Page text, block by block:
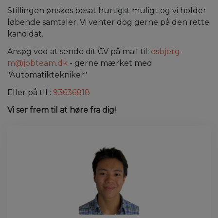
Stillingen ønskes besat hurtigst muligt og vi holder
løbende samtaler. Vi venter dog gerne på den rette
kandidat.
Ansøg ved at sende dit CV på mail til: esbjerg-
m@jobteam.dk - gerne mærket med
"Automatiktekniker"
Eller på tlf.: 93636818
Vi ser frem til at høre fra dig!